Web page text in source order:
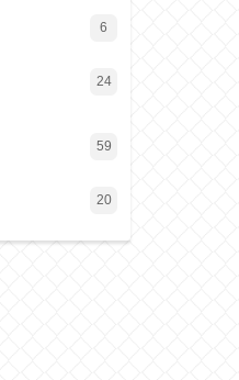
6
24
59
20